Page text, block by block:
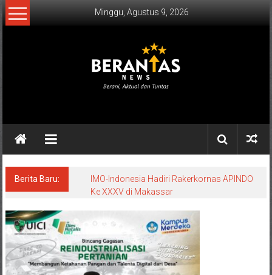
Lompat
ke
Minggu, Agustus 9, 2026
NEWS
Aktual
Tuntas.
Berita Baru:
IMO-Indonesia Hadiri Rakerkornas APINDO
Ke XXXV di Makassar